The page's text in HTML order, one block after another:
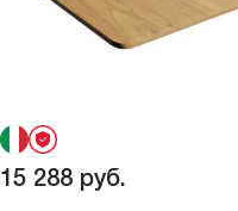
15 288 руб.